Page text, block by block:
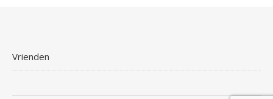
Vrienden